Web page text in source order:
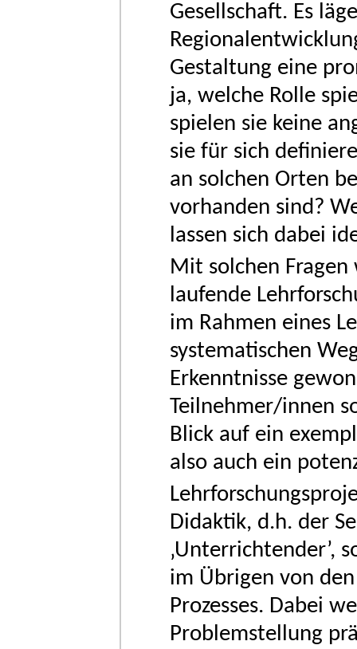
Gesellschaft. Es
Gestaltung eine
ja, welche Rolle
spielen sie keine
sie für sich
an solchen Orten
vorhanden sind?
lassen sich dabei
Mit solchen Fragen
laufende
im Rahmen eines
systematischen
Erkenntnisse
Teilnehmer/innen
Blick auf ein
also auch ein
Didaktik, d.h. der
‚Unterrichtender’,
im Übrigen von
Prozesses. Dabei
Problemstellung